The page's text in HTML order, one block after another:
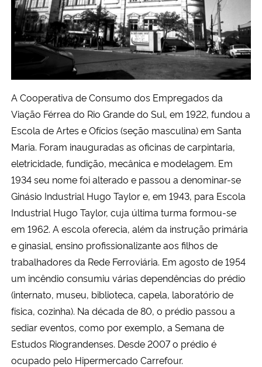
Controladoria-Geral da União
Ministério da Mulher, da Família e dos Direitos Humanos
Secretaria de Governo
Gabinete de Segurança Institucional
Advocacia-Geral da União
Banco Central do Brasil
Planalto
A Cooperativa de Consumo dos Empregados da
Viação Férrea do Rio Grande do Sul, em 1922, fundou a
Escola de Artes e Ofícios (seção masculina) em Santa
Maria. Foram inauguradas as oficinas de carpintaria,
eletricidade, fundição, mecânica e modelagem. Em
1934 seu nome foi alterado e passou a denominar-se
Ginásio Industrial Hugo Taylor e, em 1943, para Escola
Industrial Hugo Taylor, cuja última turma formou-se
em 1962. A escola oferecia, além da instrução primária
e ginasial, ensino profissionalizante aos filhos de
trabalhadores da Rede Ferroviária. Em agosto de 1954
um incêndio consumiu várias dependências do prédio
(internato, museu, biblioteca, capela, laboratório de
física, cozinha). Na década de 80, o prédio passou a
sediar eventos, como por exemplo, a Semana de
Estudos Riograndenses. Desde 2007 o prédio é
ocupado pelo Hipermercado Carrefour.